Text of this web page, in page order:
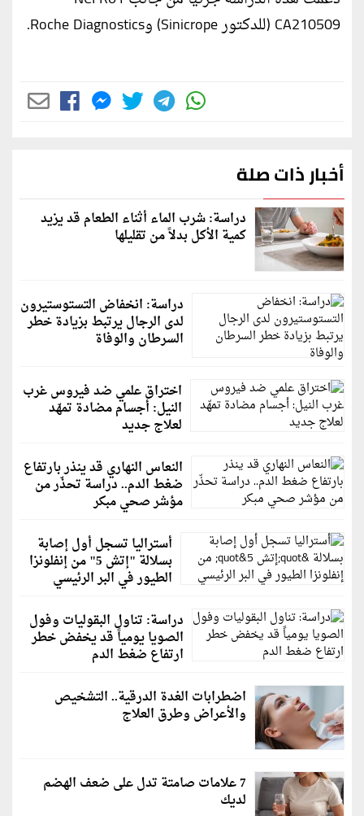
CA210509 (للدكتور Sinicrope) وRoche Diagnostics.
أخبار ذات صلة
دراسة: شرب الماء أثناء الطعام قد يزيد
كمية الأكل بدلاً من تقليلها
دراسة: انخفاض التستوستيرون
لدى الرجال يرتبط بزيادة خطر
السرطان والوفاة
اختراق علمي ضد فيروس غرب
النيل: أجسام مضادة تمهّد
لعلاج جديد
النعاس النهاري قد ينذر بارتفاع
ضغط الدم.. دراسة تحذّر من
مؤشر صحي مبكر
أستراليا تسجل أول إصابة
بسلالة "إتش 5" من إنفلونزا
الطيور في البر الرئيسي
دراسة: تناول البقوليات وفول
الصويا يومياً قد يخفض خطر
ارتفاع ضغط الدم
اضطرابات الغدة الدرقية.. التشخيص
والأعراض وطرق العلاج
7 علامات صامتة تدل على ضعف الهضم
لديك